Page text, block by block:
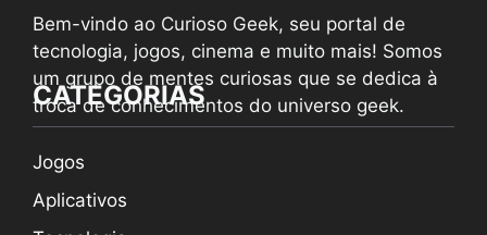
Bem-vindo ao Curioso Geek, seu portal de
tecnologia, jogos, cinema e muito mais! Somos
um grupo de mentes curiosas que se dedica à
troca de conhecimentos do universo geek.
CATEGORIAS
Jogos
Aplicativos